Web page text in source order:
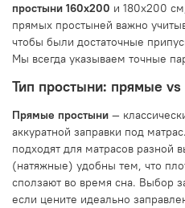
простыни 160x200 и 180x200
прямых простыней важно
чтобы были достаточные
Мы всегда указываем точные
Тип простыни: прямые vs
Прямые простыни —
аккуратной заправки под
подходят для матрасов разной
(натяжные) удобны тем, что
сползают во время сна. Выбор
если цените идеально